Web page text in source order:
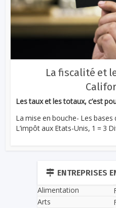
La fiscalité et
Les taux et les totaux, c’est
La mise en bouche- Les
L’impôt aux Etats-Unis, 1 = 3
ENTREPRISES
Alimentation
Arts